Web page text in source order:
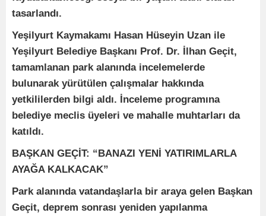
tasarlandı.
Yeşilyurt Kaymakamı Hasan Hüseyin Uzan ile
Yeşilyurt Belediye Başkanı Prof. Dr. İlhan Geçit,
tamamlanan park alanında incelemelerde
bulunarak yürütülen çalışmalar hakkında
yetkililerden bilgi aldı. İnceleme programına
belediye meclis üyeleri ve mahalle muhtarları da
katıldı.
BAŞKAN GEÇİT: “BANAZI YENİ YATIRIMLARLA
AYAĞA KALKACAK”
Park alanında vatandaşlarla bir araya gelen Başkan
Geçit, deprem sonrası yeniden yapılanma